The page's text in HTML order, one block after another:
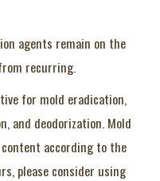
agents remain on the
recurring.
for mold eradication,
and deodorization. Mold
according to the
please consider using